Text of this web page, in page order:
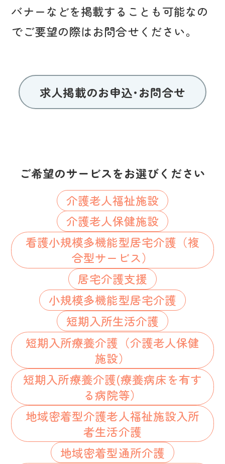
バナーなどを掲載することも可能なの
でご要望の際はお問合せください。
求人掲載のお申込･お問合せ
ご希望のサービスをお選びください
介護老人福祉施設
介護老人保健施設
看護小規模多機能型居宅介護（複
合型サービス）
居宅介護支援
小規模多機能型居宅介護
短期入所生活介護
短期入所療養介護（介護老人保健
施設）
短期入所療養介護(療養病床を有す
る病院等）
地域密着型介護老人福祉施設入所
者生活介護
地域密着型通所介護